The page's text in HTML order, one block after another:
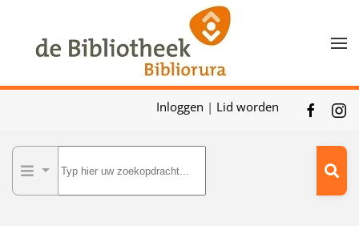
Skip to main content
Inloggen | Lid worden